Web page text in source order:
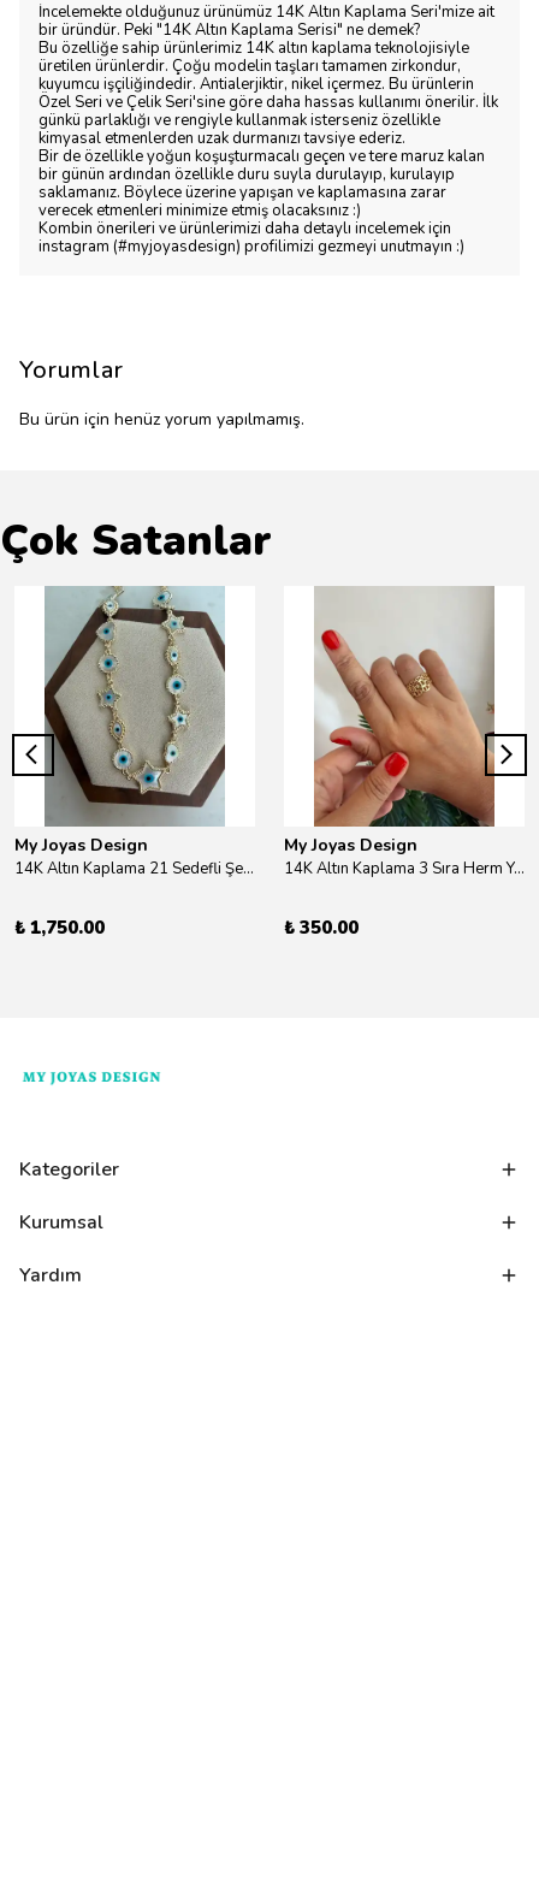
İncelemekte olduğunuz ürünümüz 14K Altın Kaplama Seri'mize ait
bir üründür. Peki "14K Altın Kaplama Serisi" ne demek?
Bu özelliğe sahip ürünlerimiz 14K altın kaplama teknolojisiyle
üretilen ürünlerdir. Çoğu modelin taşları tamamen zirkondur,
kuyumcu işçiliğindedir. Antialerjiktir, nikel içermez. Bu ürünlerin
Özel Seri ve Çelik Seri'sine göre daha hassas kullanımı önerilir. İlk
günkü parlaklığı ve rengiyle kullanmak isterseniz özellikle
kimyasal etmenlerden uzak durmanızı tavsiye ederiz.
Bir de özellikle yoğun koşuşturmacalı geçen ve tere maruz kalan
bir günün ardından özellikle duru suyla durulayıp, kurulayıp
saklamanız. Böylece üzerine yapışan ve kaplamasına zarar
verecek etmenleri minimize etmiş olacaksınız :)
Kombin önerileri ve ürünlerimizi daha detaylı incelemek için
instagram (#myjoyasdesign) profilimizi gezmeyi unutmayın :)
Yorumlar
Bu ürün için henüz yorum yapılmamış.
Çok Satanlar
My Joyas Design
14K Altın Kaplama 21 Sedefli Şekiller Kolye 46cm
₺ 1,750.00
My Joyas Design
14K Altın Kaplama 3 Sıra Herm Yüzük Gold
₺ 350.00
Kategoriler
Kurumsal
Yardım